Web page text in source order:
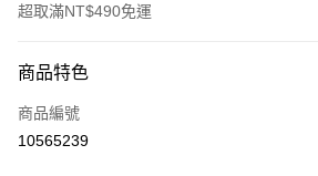
超取滿NT$490免運
信用卡一次付款
信用卡分期付款
商品特色
商品編號
10565239